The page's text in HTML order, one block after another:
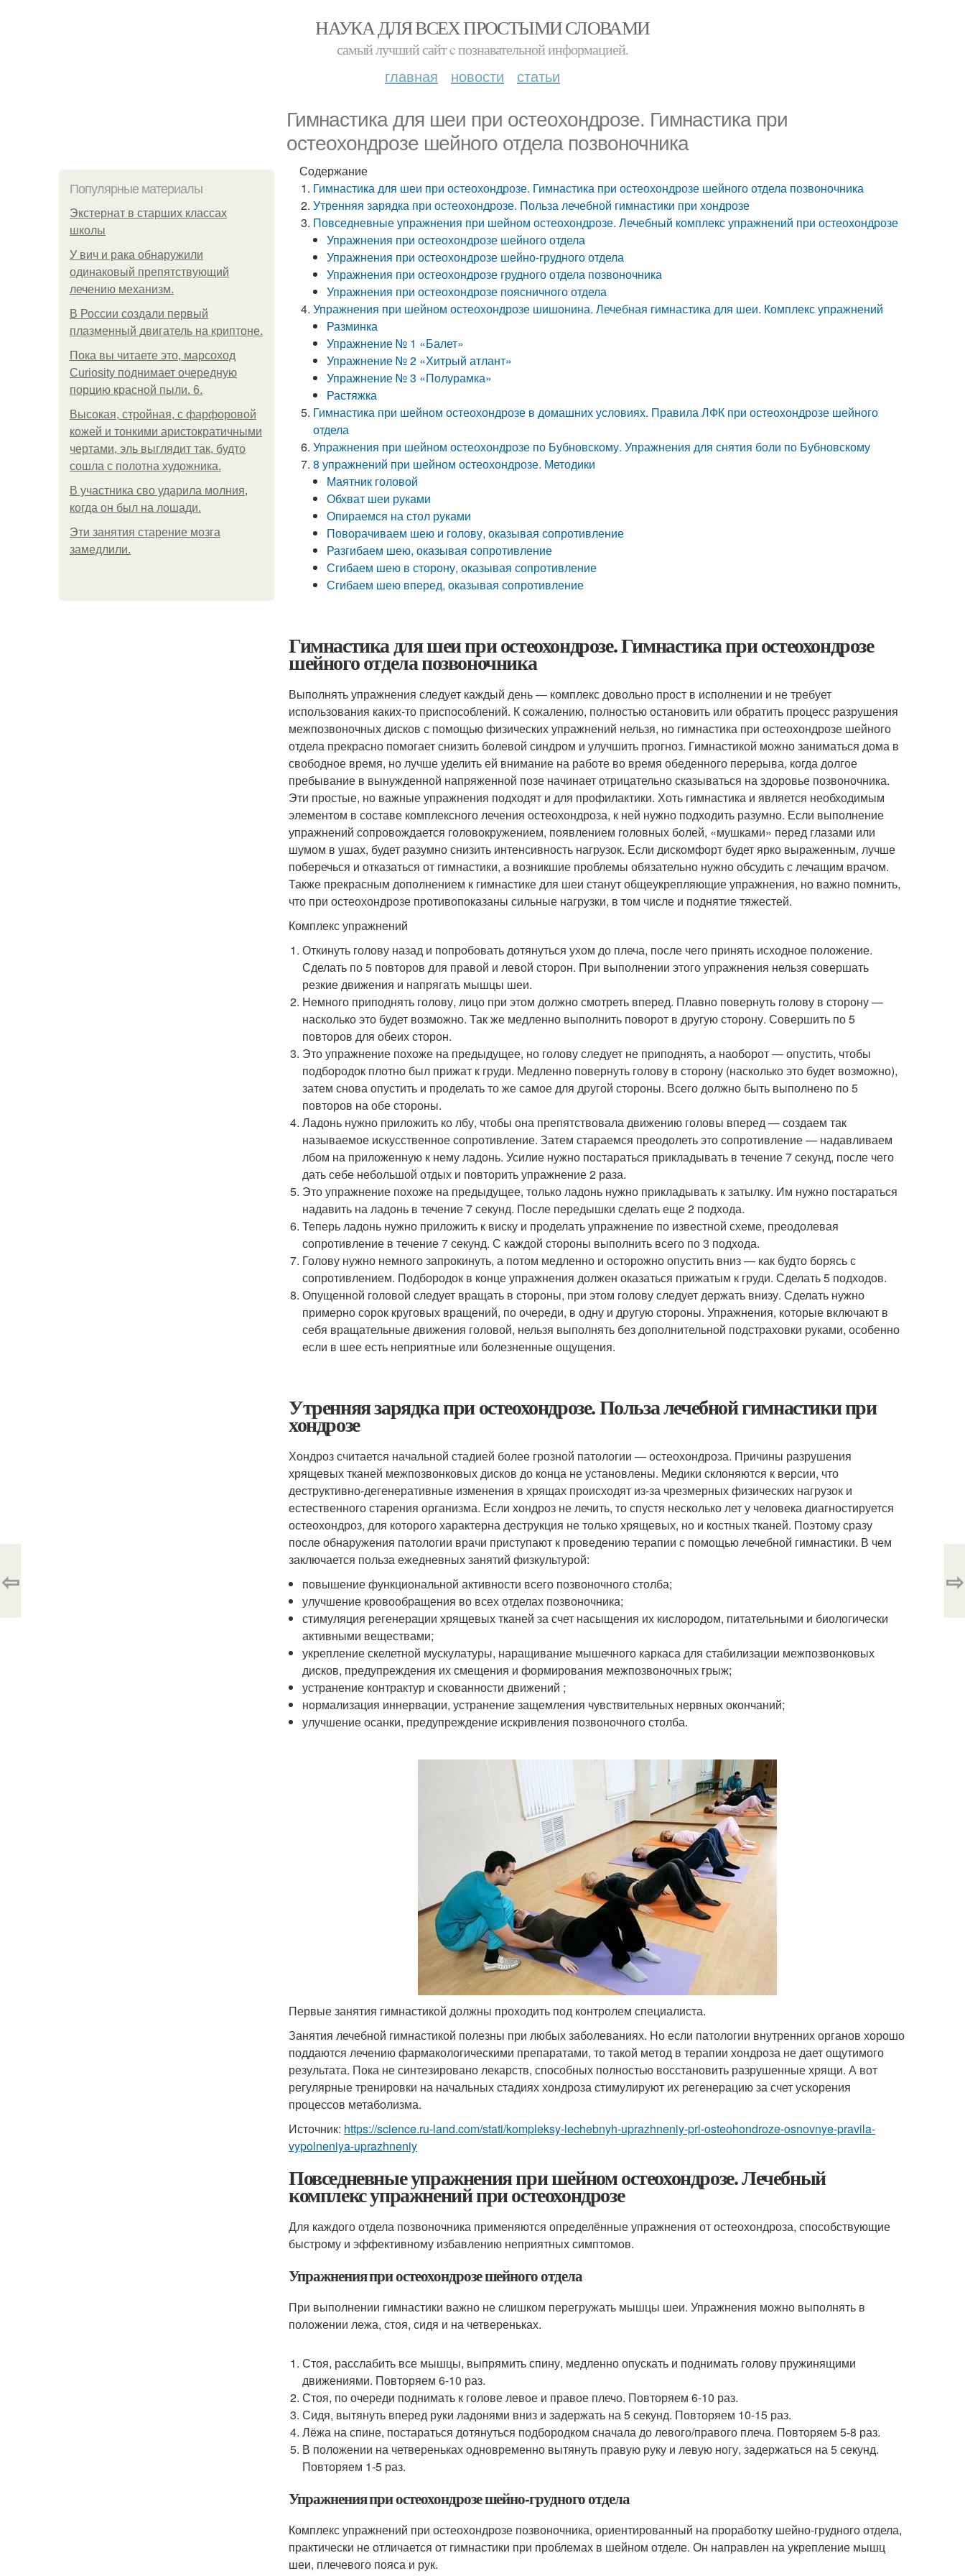
НАУКА ДЛЯ ВСЕХ ПРОСТЫМИ СЛОВАМИ
самый лучший сайт c познавательной информацией.
главная новости статьи
Гимнастика для шеи при остеохондрозе. Гимнастика при
остеохондрозе шейного отдела позвоночника
Популярные материалы
Экстернат в старших классах
школы
У вич и рака обнаружили
одинаковый препятствующий
лечению механизм.
В России создали первый
плазменный двигатель на криптоне.
Пока вы читаете это, марсоход
Curiosity поднимает очередную
порцию красной пыли. 6.
Высокая, стройная, с фарфоровой
кожей и тонкими аристократичными
чертами, эль выглядит так, будто
сошла с полотна художника.
В участника сво ударила молния,
когда он был на лошади.
Эти занятия старение мозга
замедлили.
Содержание
Гимнастика для шеи при остеохондрозе. Гимнастика при остеохондрозе шейного отдела позвоночника
Утренняя зарядка при остеохондрозе. Польза лечебной гимнастики при хондрозе
Повседневные упражнения при шейном остеохондрозе. Лечебный комплекс упражнений при остеохондрозе
Упражнения при остеохондрозе шейного отдела
Упражнения при остеохондрозе шейно-грудного отдела
Упражнения при остеохондрозе грудного отдела позвоночника
Упражнения при остеохондрозе поясничного отдела
Упражнения при шейном остеохондрозе шишонина. Лечебная гимнастика для шеи. Комплекс упражнений
Разминка
Упражнение № 1 «Балет»
Упражнение № 2 «Хитрый атлант»
Упражнение № 3 «Полурамка»
Растяжка
Гимнастика при шейном остеохондрозе в домашних условиях. Правила ЛФК при остеохондрозе шейного
отдела
Упражнения при шейном остеохондрозе по Бубновскому. Упражнения для снятия боли по Бубновскому
8 упражнений при шейном остеохондрозе. Методики
Маятник головой
Обхват шеи руками
Опираемся на стол руками
Поворачиваем шею и голову, оказывая сопротивление
Разгибаем шею, оказывая сопротивление
Сгибаем шею в сторону, оказывая сопротивление
Сгибаем шею вперед, оказывая сопротивление
Гимнастика для шеи при остеохондрозе. Гимнастика при остеохондрозе
шейного отдела позвоночника
Выполнять упражнения следует каждый день — комплекс довольно прост в исполнении и не требует
использования каких-то приспособлений. К сожалению, полностью остановить или обратить процесс разрушения
межпозвоночных дисков с помощью физических упражнений нельзя, но гимнастика при остеохондрозе шейного
отдела прекрасно помогает снизить болевой синдром и улучшить прогноз. Гимнастикой можно заниматься дома в
свободное время, но лучше уделить ей внимание на работе во время обеденного перерыва, когда долгое
пребывание в вынужденной напряженной позе начинает отрицательно сказываться на здоровье позвоночника.
Эти простые, но важные упражнения подходят и для профилактики. Хоть гимнастика и является необходимым
элементом в составе комплексного лечения остеохондроза, к ней нужно подходить разумно. Если выполнение
упражнений сопровождается головокружением, появлением головных болей, «мушками» перед глазами или
шумом в ушах, будет разумно снизить интенсивность нагрузок. Если дискомфорт будет ярко выраженным, лучше
поберечься и отказаться от гимнастики, а возникшие проблемы обязательно нужно обсудить с лечащим врачом.
Также прекрасным дополнением к гимнастике для шеи станут общеукрепляющие упражнения, но важно помнить,
что при остеохондрозе противопоказаны сильные нагрузки, в том числе и поднятие тяжестей.
Комплекс упражнений
Откинуть голову назад и попробовать дотянуться ухом до плеча, после чего принять исходное положение.
Сделать по 5 повторов для правой и левой сторон. При выполнении этого упражнения нельзя совершать
резкие движения и напрягать мышцы шеи.
Немного приподнять голову, лицо при этом должно смотреть вперед. Плавно повернуть голову в сторону —
насколько это будет возможно. Так же медленно выполнить поворот в другую сторону. Совершить по 5
повторов для обеих сторон.
Это упражнение похоже на предыдущее, но голову следует не приподнять, а наоборот — опустить, чтобы
подбородок плотно был прижат к груди. Медленно повернуть голову в сторону (насколько это будет возможно),
затем снова опустить и проделать то же самое для другой стороны. Всего должно быть выполнено по 5
повторов на обе стороны.
Ладонь нужно приложить ко лбу, чтобы она препятствовала движению головы вперед — создаем так
называемое искусственное сопротивление. Затем стараемся преодолеть это сопротивление — надавливаем
лбом на приложенную к нему ладонь. Усилие нужно постараться прикладывать в течение 7 секунд, после чего
дать себе небольшой отдых и повторить упражнение 2 раза.
Это упражнение похоже на предыдущее, только ладонь нужно прикладывать к затылку. Им нужно постараться
надавить на ладонь в течение 7 секунд. После передышки сделать еще 2 подхода.
Теперь ладонь нужно приложить к виску и проделать упражнение по известной схеме, преодолевая
сопротивление в течение 7 секунд. С каждой стороны выполнить всего по 3 подхода.
Голову нужно немного запрокинуть, а потом медленно и осторожно опустить вниз — как будто борясь с
сопротивлением. Подбородок в конце упражнения должен оказаться прижатым к груди. Сделать 5 подходов.
Опущенной головой следует вращать в стороны, при этом голову следует держать внизу. Сделать нужно
примерно сорок круговых вращений, по очереди, в одну и другую стороны. Упражнения, которые включают в
себя вращательные движения головой, нельзя выполнять без дополнительной подстраховки руками, особенно
если в шее есть неприятные или болезненные ощущения.
Утренняя зарядка при остеохондрозе. Польза лечебной гимнастики при
хондрозе
Хондроз считается начальной стадией более грозной патологии — остеохондроза. Причины разрушения
хрящевых тканей межпозвонковых дисков до конца не установлены. Медики склоняются к версии, что
деструктивно-дегенеративные изменения в хрящах происходят из-за чрезмерных физических нагрузок и
естественного старения организма. Если хондроз не лечить, то спустя несколько лет у человека диагностируется
остеохондроз, для которого характерна деструкция не только хрящевых, но и костных тканей. Поэтому сразу
после обнаружения патологии врачи приступают к проведению терапии с помощью лечебной гимнастики. В чем
заключается польза ежедневных занятий физкультурой:
повышение функциональной активности всего позвоночного столба;
улучшение кровообращения во всех отделах позвоночника;
стимуляция регенерации хрящевых тканей за счет насыщения их кислородом, питательными и биологически
активными веществами;
укрепление скелетной мускулатуры, наращивание мышечного каркаса для стабилизации межпозвонковых
дисков, предупреждения их смещения и формирования межпозвоночных грыж;
устранение контрактур и скованности движений ;
нормализация иннервации, устранение защемления чувствительных нервных окончаний;
улучшение осанки, предупреждение искривления позвоночного столба.
Первые занятия гимнастикой должны проходить под контролем специалиста.
Занятия лечебной гимнастикой полезны при любых заболеваниях. Но если патологии внутренних органов хорошо
поддаются лечению фармакологическими препаратами, то такой метод в терапии хондроза не дает ощутимого
результата. Пока не синтезировано лекарств, способных полностью восстановить разрушенные хрящи. А вот
регулярные тренировки на начальных стадиях хондроза стимулируют их регенерацию за счет ускорения
процессов метаболизма.
Источник: https://science.ru-land.com/stati/kompleksy-lechebnyh-uprazhneniy-pri-osteohondroze-osnovnye-pravila-
vypolneniya-uprazhneniy
Повседневные упражнения при шейном остеохондрозе. Лечебный
комплекс упражнений при остеохондрозе
Для каждого отдела позвоночника применяются определённые упражнения от остеохондроза, способствующие
быстрому и эффективному избавлению неприятных симптомов.
Упражнения при остеохондрозе шейного отдела
При выполнении гимнастики важно не слишком перегружать мышцы шеи. Упражнения можно выполнять в
положении лежа, стоя, сидя и на четвереньках.
Стоя, расслабить все мышцы, выпрямить спину, медленно опускать и поднимать голову пружинящими
движениями. Повторяем 6-10 раз.
Стоя, по очереди поднимать к голове левое и правое плечо. Повторяем 6-10 раз.
Сидя, вытянуть вперед руки ладонями вниз и задержать на 5 секунд. Повторяем 10-15 раз.
Лёжа на спине, постараться дотянуться подбородком сначала до левого/правого плеча. Повторяем 5-8 раз.
В положении на четвереньках одновременно вытянуть правую руку и левую ногу, задержаться на 5 секунд.
Повторяем 1-5 раз.
Упражнения при остеохондрозе шейно-грудного отдела
Комплекс упражнений при остеохондрозе позвоночника, ориентированный на проработку шейно-грудного отдела,
практически не отличается от гимнастики при проблемах в шейном отделе. Он направлен на укрепление мышц
шеи, плечевого пояса и рук.
⇦ ⇨